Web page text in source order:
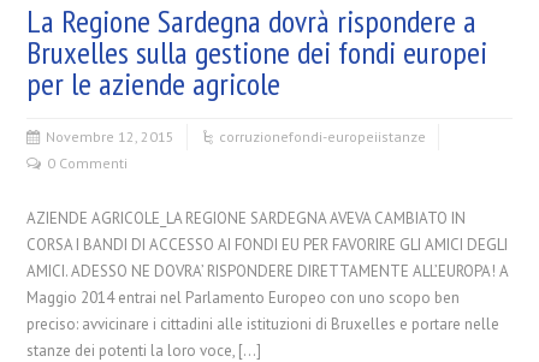
La Regione Sardegna dovrà rispondere a
Bruxelles sulla gestione dei fondi europei
per le aziende agricole
Novembre 12, 2015 corruzionefondi-europeiistanze
0 Commenti
AZIENDE AGRICOLE_LA REGIONE SARDEGNA AVEVA CAMBIATO IN
CORSA I BANDI DI ACCESSO AI FONDI EU PER FAVORIRE GLI AMICI DEGLI
AMICI. ADESSO NE DOVRA’ RISPONDERE DIRETTAMENTE ALL’EUROPA! A
Maggio 2014 entrai nel Parlamento Europeo con uno scopo ben
preciso: avvicinare i cittadini alle istituzioni di Bruxelles e portare nelle
stanze dei potenti la loro voce, […]